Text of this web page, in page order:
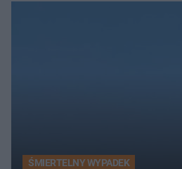
ŚMIERTELNY WYPADEK